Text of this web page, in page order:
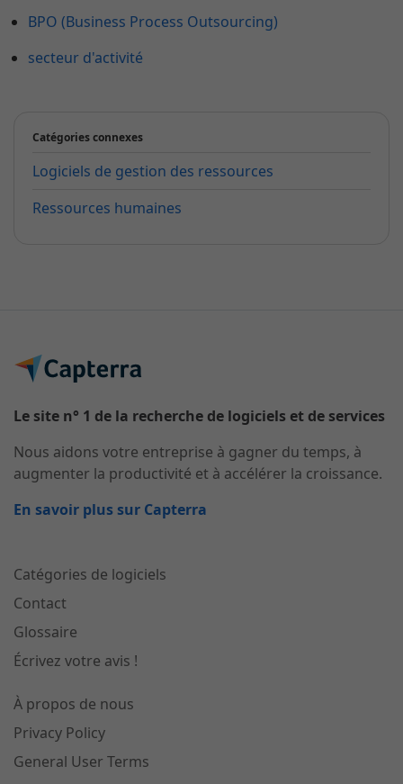
BPO (Business Process Outsourcing)
secteur d'activité
Catégories connexes
Logiciels de gestion des ressources
Ressources humaines
Le site n° 1 de la recherche de logiciels et de services
Nous aidons votre entreprise à gagner du temps, à
augmenter la productivité et à accélérer la croissance.
En savoir plus sur Capterra
Catégories de logiciels
Contact
Glossaire
Écrivez votre avis !
À propos de nous
Privacy Policy
General User Terms